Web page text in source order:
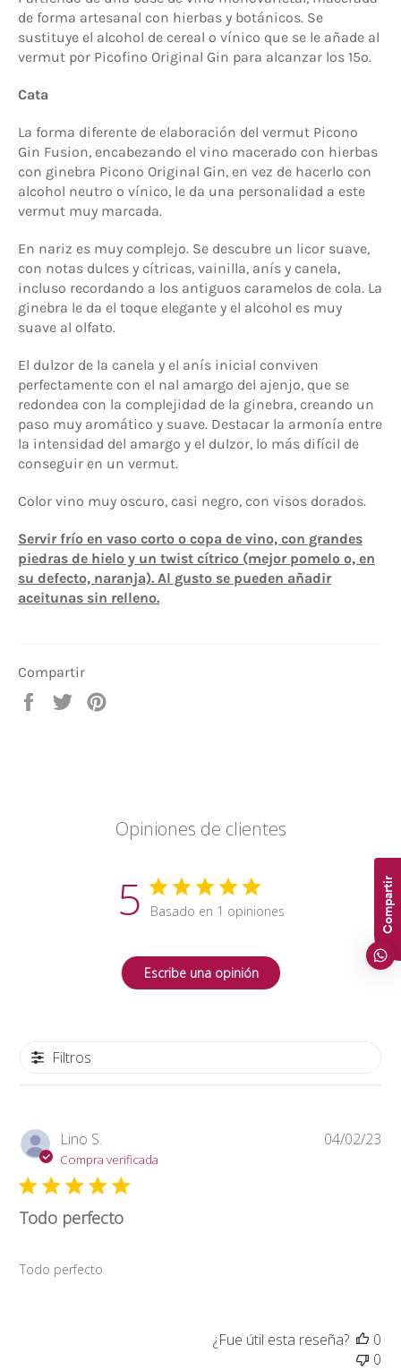
de forma artesanal con hierbas y botánicos. Se
sustituye el alcohol de cereal o vínico que se le añade al
vermut por Picofino Original Gin para alcanzar los 15º.
Cata
La forma diferente de elaboración del vermut Picono
Gin Fusion, encabezando el vino macerado con hierbas
con ginebra Picono Original Gin, en vez de hacerlo con
alcohol neutro o vínico, le da una personalidad a este
vermut muy marcada.
En nariz es muy complejo. Se descubre un licor suave,
con notas dulces y cítricas, vainilla, anís y canela,
incluso recordando a los antiguos caramelos de cola. La
ginebra le da el toque elegante y el alcohol es muy
suave al olfato.
El dulzor de la canela y el anís inicial conviven
perfectamente con el nal amargo del ajenjo, que se
redondea con la complejidad de la ginebra, creando un
paso muy aromático y suave. Destacar la armonía entre
la intensidad del amargo y el dulzor, lo más difícil de
conseguir en un vermut.
Color vino muy oscuro, casi negro, con visos dorados.
Servir frío en vaso corto o copa de vino, con grandes
piedras de hielo y un twist cítrico (mejor pomelo o, en
su defecto, naranja). Al gusto se pueden añadir
aceitunas sin relleno.
Compartir
Compartir
Tuitear
Opiniones de clientes
5 Basado en 1 opiniones
Escribe una opinión
Filtros
Lino S.
Compra verificada
Todo perfecto
Todo perfecto
04/02/23
¿Fue útil esta reseña?
0
0
Compartir